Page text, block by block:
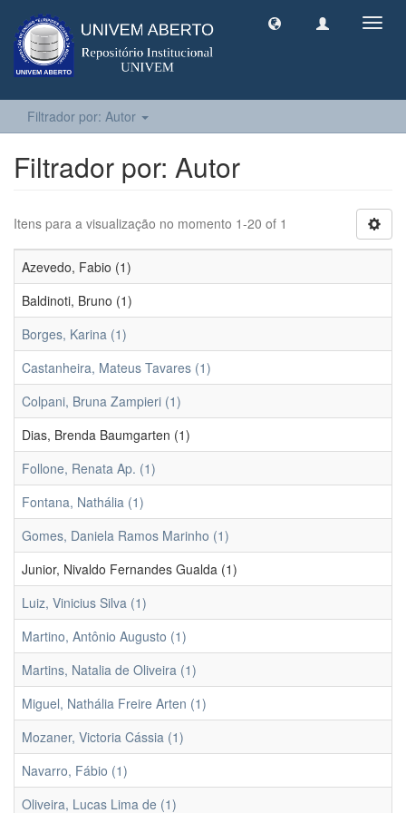
Filtrador por: Autor
Filtrador por: Autor
Itens para a visualização no momento 1-20 of 1
Azevedo, Fabio (1)
Baldinoti, Bruno (1)
Borges, Karina (1)
Castanheira, Mateus Tavares (1)
Colpani, Bruna Zampieri (1)
Dias, Brenda Baumgarten (1)
Follone, Renata Ap. (1)
Fontana, Nathália (1)
Gomes, Daniela Ramos Marinho (1)
Junior, Nivaldo Fernandes Gualda (1)
Luiz, Vinicius Silva (1)
Martino, Antônio Augusto (1)
Martins, Natalia de Oliveira (1)
Miguel, Nathália Freire Arten (1)
Mozaner, Victoria Cássia (1)
Navarro, Fábio (1)
Oliveira, Lucas Lima de (1)